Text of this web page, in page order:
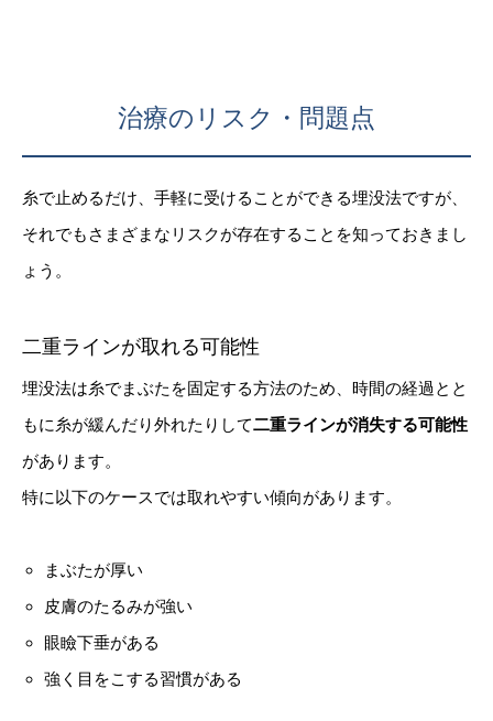
治療のリスク・問題点
糸で止めるだけ、手軽に受けることができる埋没法ですが、
それでもさまざまなリスクが存在することを知っておきまし
ょう。
二重ラインが取れる可能性
埋没法は糸でまぶたを固定する方法のため、時間の経過とと
もに糸が緩んだり外れたりして二重ラインが消失する可能性
があります。
特に以下のケースでは取れやすい傾向があります。
まぶたが厚い
皮膚のたるみが強い
眼瞼下垂がある
強く目をこする習慣がある